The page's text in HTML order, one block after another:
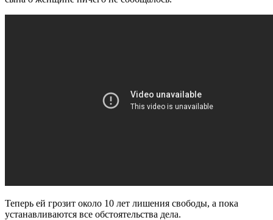
Теперь ей грозит около 10 лет лишения свободы, а пока
устанавливаются все обстоятельства дела.